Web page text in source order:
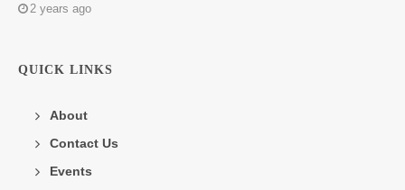
2 years ago
QUICK LINKS
About
Contact Us
Events